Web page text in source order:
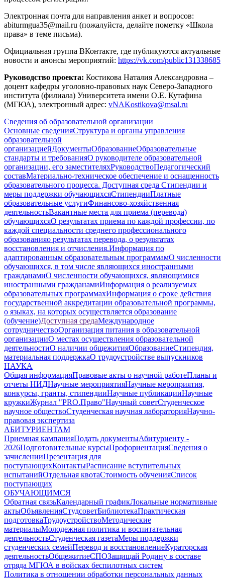
Электронная почта для направления анкет и вопросов:
abiturmgua35@mail.ru (пожалуйста, делайте пометку «Школа
права» в теме письма).
Официальная группа ВКонтакте, где публикуются актуальные
новости и анонсы мероприятий: https://vk.com/public131338685
Руководство проекта: Костикова Наталия Александровна –
доцент кафедры уголовно-правовых наук Северо-Западного
института (филиала) Университета имени О.Е. Кутафина
(МГЮА), электронный адрес: vNAKostikova@msal.ru
Сведения об образовательной организации
Основные сведенияСтруктура и органы управления
образовательной
организациейДокументыОбразованиеОбразовательные
стандарты и требованияО руководителе образовательной
организации, его заместителяхРуководствоПедагогический
составМатериально-техническое обеспечение и оснащенность
образовательного процесса. Доступная среда Стипендии и
меры поддержки обучающихсяСтипендииПлатные
образовательные услугиФинансово-хозяйственная
деятельностьВакантные места для приема (перевода)
обучающихсяО результатах приема по каждой профессии, по
каждой специальности среднего профессионального
образованияо результатах перевода, о результатах
восстановления и отчисления.Информация по
адаптированным образовательным программамО численности
обучающихся, в том числе являющихся иностранными
гражданамиО численности обучающихся, являющимися
иностранными гражданамиИнформация о реализуемых
образовательных программахИнформация о сроке действия
государственной аккредитации образовательной программы,
о языках, на которых осуществляется образование
(обучение)Доступная средаМеждународное
сотрудничествоОрганизация питания в образовательной
организацииО местах осуществления образовательной
деятельностиО наличии общежитияОбразованиеСтипендия,
материальная поддержкаО трудоустройстве выпускников
НАУКА
Общая информацияПравовые акты о научной работеПланы и
отчеты НИДНаучные мероприятияНаучные мероприятия,
конкурсы, гранты, стипендииНаучные публикацииНаучные
кружкиЖурнал "PRO.Право"Научный советСтуденческое
научное обществоСтуденческая научная лабораторияНаучно-
правовая экспертиза
АБИТУРИЕНТАМ
Приемная кампанияПодать документыАбитуриенту -
2026Подготовительные курсыПрофориентацияСведения о
зачисленииПрезентация для
поступающихКонтактыРасписание вступительных
испытанийОтдельная квотаСтоимость обученияCписок
поступающих
ОБУЧАЮЩИМСЯ
Обратная связьКалендарный графикЛокальные нормативные
актыОбъявленияСтудсоветБиблиотекаПрактическая
подготовкаТрудоустройствоМетодические
материалыМолодежная политика и воспитательная
деятельностьСтуденческая газетаМеры поддержки
студенческих семейПеревод и восстановлениеКураторская
деятельностьОбщежитиеСПОЗащищай Родину в составе
отряда МГЮА в войсках беспилотных систем
Политика в отношении обработки персональных данных